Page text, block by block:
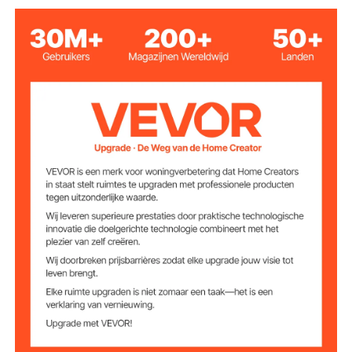
Stekkertype VK 3-pins
13 A
250 V
Stroom 3 kW
Frequentie 50 / 60 Hz
Kabellengte
‎IP-classificatie